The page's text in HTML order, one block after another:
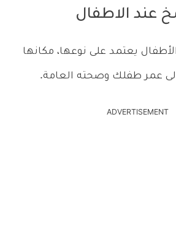
عند الاطفال
يعتمد على نوعها، مكانها
عمر طفلك وصحته العامة.
ADVERTISEMENT